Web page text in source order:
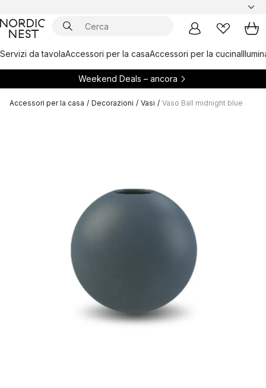
Servizi da tavolaAccessori per la casaAccessori per la cucina
Weekend Deals – ancora
Accessori per la casa / Decorazioni / Vasi / Vaso Ball midnight blue